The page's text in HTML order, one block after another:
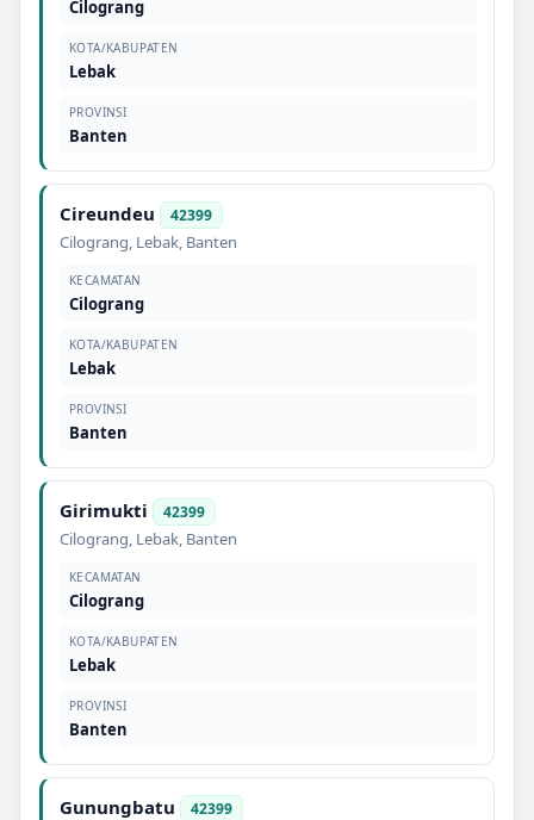
Cilograng
KOTA/KABUPATEN
Lebak
PROVINSI
Banten
Cireundeu 42399
Cilograng, Lebak, Banten
KECAMATAN
Cilograng
KOTA/KABUPATEN
Lebak
PROVINSI
Banten
Girimukti 42399
Cilograng, Lebak, Banten
KECAMATAN
Cilograng
KOTA/KABUPATEN
Lebak
PROVINSI
Banten
Gunungbatu 42399